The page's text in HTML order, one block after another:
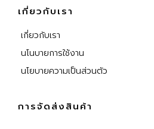
เกี่ยวกับเรา
เกี่ยวกับเรา
นโนบายการใช้งาน
นโยบายความเป็นส่วนตัว
การจัดส่งสินค้า